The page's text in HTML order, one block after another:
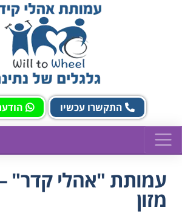
התקשרו עכשיו
עמותת "אהלי קדר"
מזון